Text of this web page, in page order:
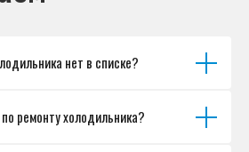
нет в списке?
ремонту холодильника?